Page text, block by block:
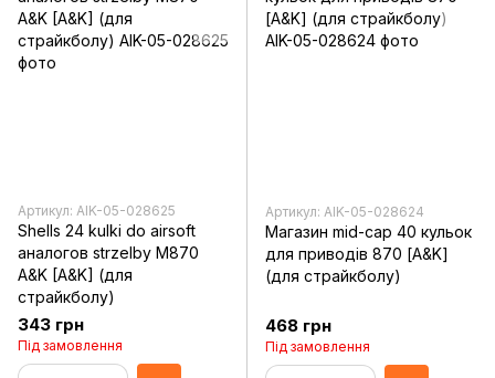
Артикул: AIK-05-028625
Shells 24 kulki do airsoft
аналогов strzelby M870
A&K [A&K] (для
страйкболу)
343 грн
Під замовлення
Артикул: AIK-05-028624
Магазин mid-cap 40 кульок
для приводів 870 [A&K]
(для страйкболу)
468 грн
Під замовлення